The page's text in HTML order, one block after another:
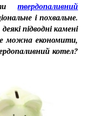
твердопаливний
і похвальне.
підводні камені
можна економити,
котел?